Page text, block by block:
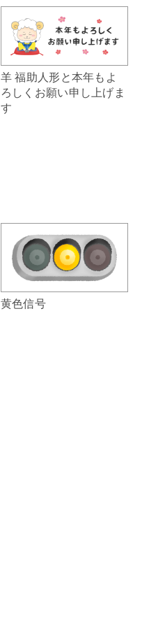
羊 福助人形と本年もよ
ろしくお願い申し上げま
す
黄色信号